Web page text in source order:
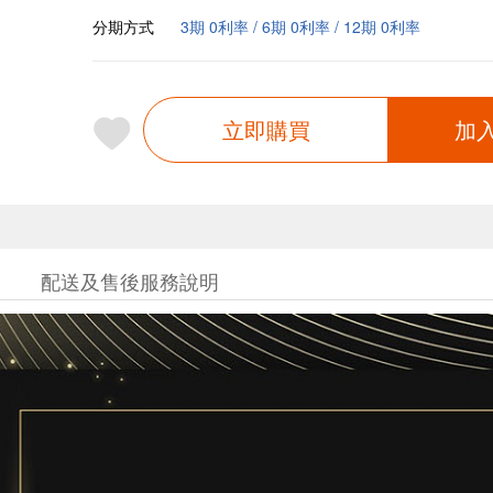
分期方式 3期 0利率 / 6期 0利率 / 12期 0利率
立即購買 加
配送及售後服務說明